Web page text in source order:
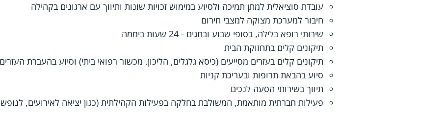
עובדת סוציאלית למתן תמיכה ולסיוע במימוש זכויות שונות ותיווך עם ארגונים בקהילה
חיבור למערכת מצוקה למצבי חירום
שירותי רופא בלילה, בסופי שבוע ובחגים - 24 שעות ביממה
תיקונים קלים בתחזוקת הבית
תיקונים קלים בעזרים מסייעים (כיסא גלגלים, הליכון, מכשור רפואי ביתי) וסיוע בהעברת
סיוע בהבאת תרופות ובעריכת קניות
תיווך בשירותי הסעה לנכים
פעילות חברתית מותאמת, המשולבת בחלקה בפעילות הקהילתית (כגון יציאה לאירועים, לנופש